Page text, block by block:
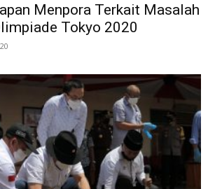
Menpora Terkait Masalah
Tokyo 2020